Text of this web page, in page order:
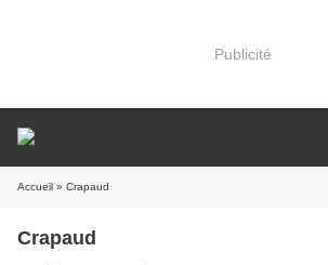
Publicité
Accueil » Crapaud
Crapaud